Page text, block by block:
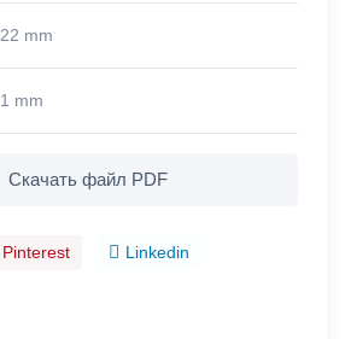
22 mm
1 mm
Скачать файл PDF
Pinterest Linkedin